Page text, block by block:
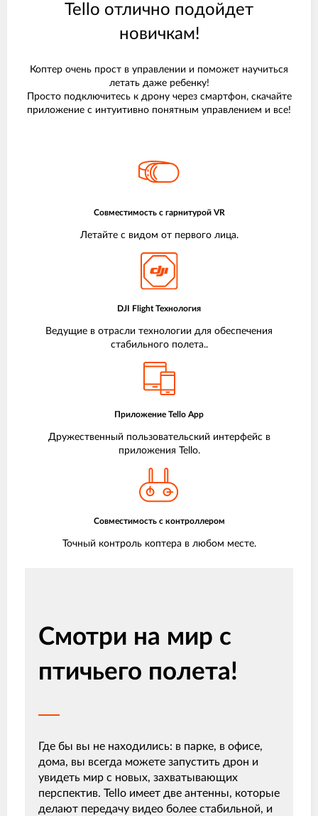
Tello отлично подойдет
новичкам!
Коптер очень прост в управлении и поможет научиться
летать даже ребенку!
Просто подключитесь к дрону через смартфон, скачайте
приложение с интуитивно понятным управлением и все!
Совместимость с гарнитурой VR
Летайте с видом от первого лица.
DJI Flight Технология
Ведущие в отрасли технологии для обеспечения
стабильного полета..
Приложение Tello App
Дружественный пользовательский интерфейс в
приложения Tello.
Совместимость с контроллером
Точный контроль коптера в любом месте.
Смотри на мир с
птичьего полета!
Где бы вы не находились: в парке, в офисе,
дома, вы всегда можете запустить дрон и
увидеть мир с новых, захватывающих
перспектив. Tello имеет две антенны, которые
делают передачу видео более стабильной, и